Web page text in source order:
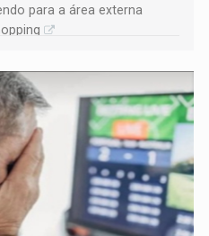
para a área externa